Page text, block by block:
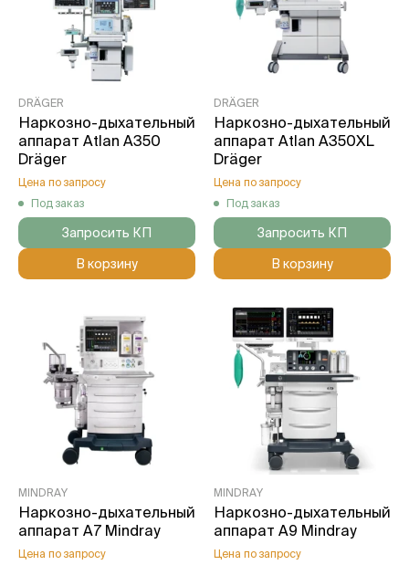
DRÄGER
Наркозно-дыхательный
аппарат Atlan A350
Dräger
Цена по запросу
Под заказ
Запросить КП
В корзину
DRÄGER
Наркозно-дыхательный
аппарат Atlan A350XL
Dräger
Цена по запросу
Под заказ
Запросить КП
В корзину
MINDRAY
Наркозно-дыхательный
аппарат A7 Mindray
Цена по запросу
MINDRAY
Наркозно-дыхательный
аппарат A9 Mindray
Цена по запросу